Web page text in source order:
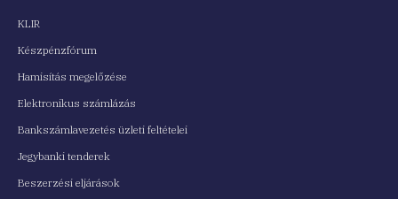
KLIR
Készpénzfórum
Hamisítás megelőzése
Elektronikus számlázás
Bankszámlavezetés üzleti feltételei
Jegybanki tenderek
Beszerzési eljárások